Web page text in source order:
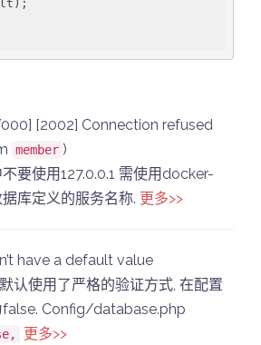
[2002] Connection refused
member )
要使用127.0.0.1 需使用docker-
库定义的服务名称. 更多>>
have a default value
认使用了严格的验证方式, 在配置
Config/database.php
更多>>